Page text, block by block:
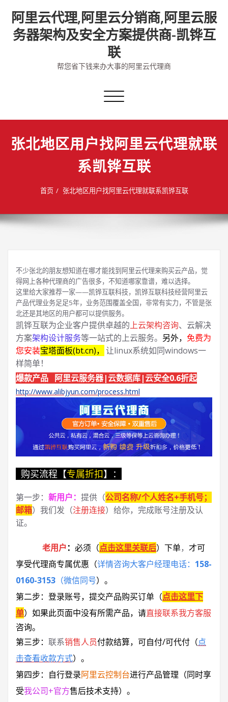
content
阿里云代理,阿里云分销商,阿里云服
务器架构及安全方案提供商-凯铧互
联
帮您省下钱来办大事的阿里云代理商
切
导
张北地区用户找阿里云代理就联
系凯铧互联
首页 张北地区用户找阿里云代理就联系凯铧互联
不少张北的朋友想知道在哪才能找到阿里云代理来购买云产品，觉
得网上各种代理商的广告很多，不知道哪家靠谱，难以选择。
这里给大家推荐一家——凯铧互联科技，凯铧互联科技经营阿里云
产品代理业务足足5年，业务范围覆盖全国，非常有实力，不管是张
北还是其地区的用户都可以提供服务。
凯铧互联为企业客户提供卓越的上云架构咨询、云解决
方案架构设计服务等一站式的上云服务。 另外， 免费为
您安装宝塔面板(bt.cn)， 让linux系统如同windows一
样简单！
爆款产品 阿里云服务器|云数据库|云安全0.6折起
http://www.alibjyun.com/process.html
购买流程【专属折扣】：
第一步： 新用户： 提供（公司名称/个人姓名+手机号；
邮箱）我们发（注册连接）给你，完成账号注册及认
证。
老用户： 必须 （点击这里关联后） 下单， 才可
享受代理商专属优惠 （详情咨询大客户经理电话： 158-
0160-3153 （微信同号） 。
第二步：登录账号，提交产品购买订单（点击这里下
单） 如果此页面中没有所需产品，请直接联系我方客服
咨询。
第三步： 联系销售人员付款结算，可自付/可代付（点
击查看收款方式）。
第四步：自行登录阿里云控制台进行产品管理（同时享
受我公司+官方售后技术支持）。